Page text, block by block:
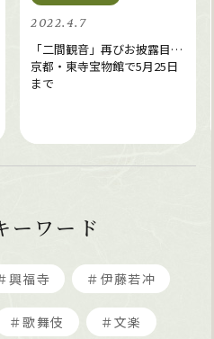
2022.4.7
「二間観音」再びお披露目…
京都・東寺宝物館で5月25日
まで
ーワード
興福寺 ＃伊藤若冲
＃歌舞伎 ＃文楽